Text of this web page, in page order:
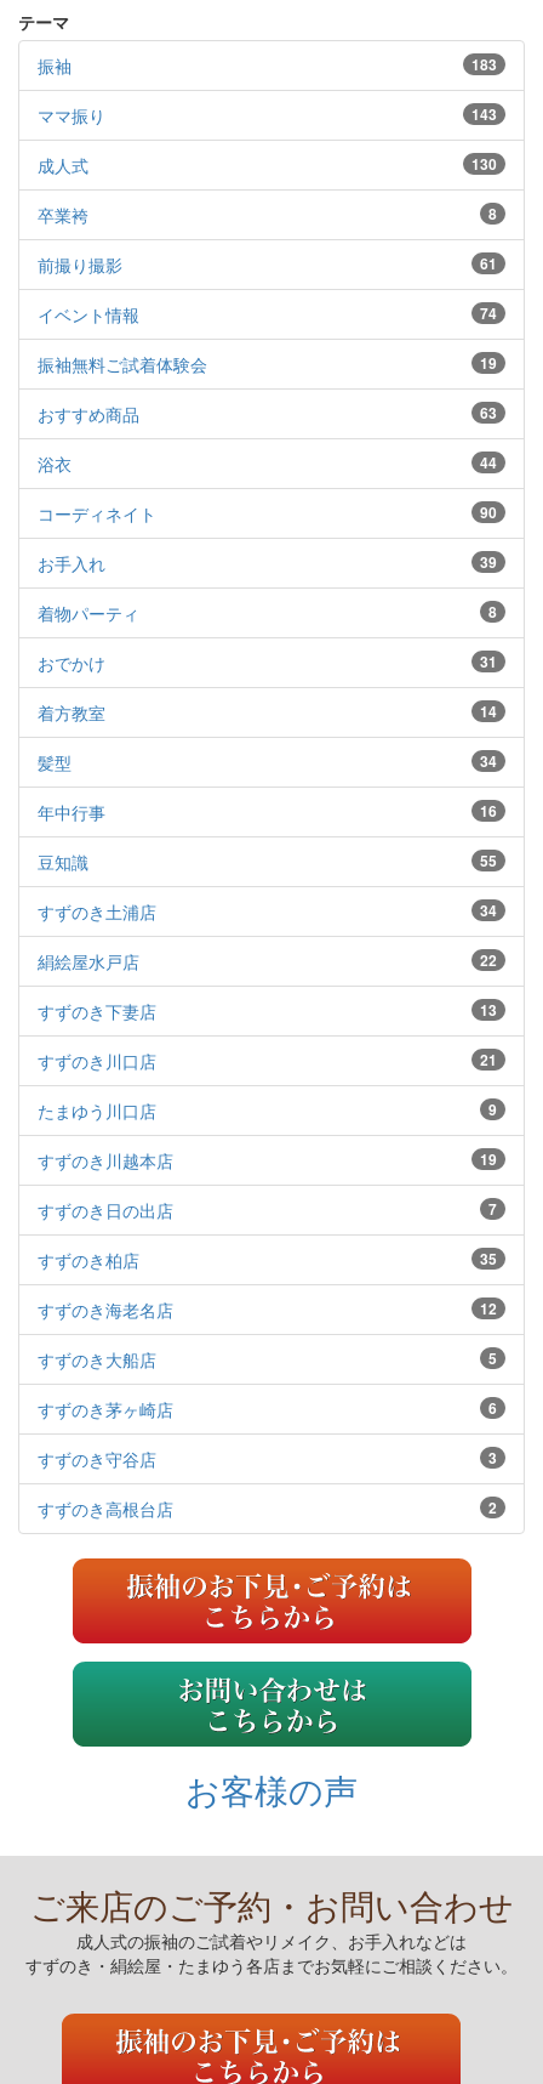
テーマ
183
振袖
143
ママ振り
130
成人式
8
卒業袴
61
前撮り撮影
74
イベント情報
19
振袖無料ご試着体験会
63
おすすめ商品
44
浴衣
90
コーディネイト
39
お手入れ
8
着物パーティ
31
おでかけ
14
着方教室
34
髪型
16
年中行事
55
豆知識
34
すずのき土浦店
22
絹絵屋水戸店
13
すずのき下妻店
21
すずのき川口店
9
たまゆう川口店
19
すずのき川越本店
7
すずのき日の出店
35
すずのき柏店
12
すずのき海老名店
5
すずのき大船店
6
すずのき茅ヶ崎店
3
すずのき守谷店
2
すずのき高根台店
お客様の声
ご来店のご予約・お問い合わせ
成人式の振袖のご試着やリメイク、お手入れなどは
すずのき・絹絵屋・たまゆう各店までお気軽にご相談ください。